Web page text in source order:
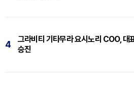
4
그라비티 기타무라 요시노리 COO, 대
승진